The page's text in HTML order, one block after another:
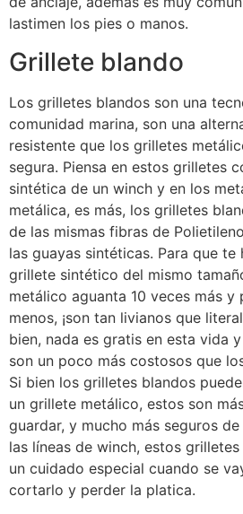
lastimen los pies o manos.
Grillete blando
Los grilletes blandos son una
comunidad marina, son una
resistente que los grilletes
segura. Piensa en estos grilletes
sintética de un winch y en los
metálica, es más, los grilletes
de las mismas fibras de
las guayas sintéticas. Para que te
grillete sintético del mismo
metálico aguanta 10 veces más y
menos, ¡son tan livianos que
bien, nada es gratis en esta vida
son un poco más costosos que
Si bien los grilletes blandos
un grillete metálico, estos son
guardar, y mucho más seguros
las líneas de winch, estos
un cuidado especial cuando se
cortarlo y perder la platica.